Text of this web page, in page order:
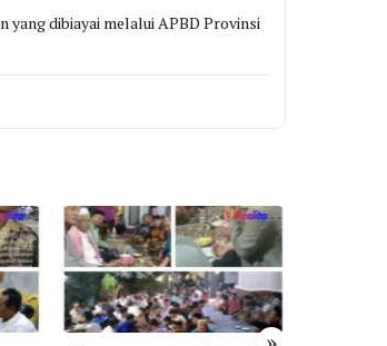
yang dibiayai melalui APBD Provinsi